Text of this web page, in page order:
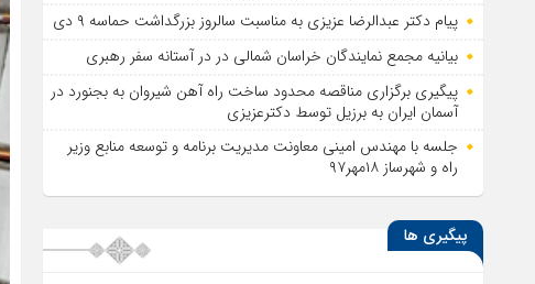
پیام دکتر عبدالرضا عزیزی به مناسبت سالروز بزرگداشت حماسه ۹ دی
بیانیه مجمع نمایندگان خراسان شمالی در در آستانه سفر رهبری
پیگیری برگزاری مناقصه محدود ساخت راه آهن شیروان به بجنورد در
آسمان ایران به برزیل توسط دکترعزیزی
جلسه با مهندس امینی معاونت مدیریت برنامه و توسعه منابع وزیر
راه و شهرساز ۱۸مهر۹۷
پیگیری ها